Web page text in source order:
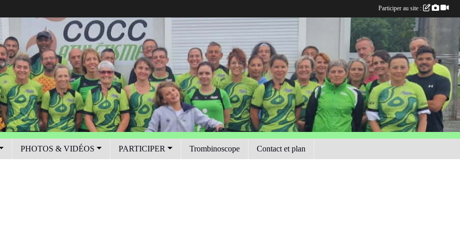
PHOTOS & VIDÉOS PARTICIPER Trombinoscope Contact et plan
Participer au site :